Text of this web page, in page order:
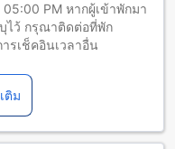
PM หากผู้เข้าพักมา
ไว้ กรุณาติดต่อที่พัก
รเช็คอินเวลาอื่น
ต้องการใช้เตียงเด็ก อาจ
กับความพร้อมของที่พัก
ติม